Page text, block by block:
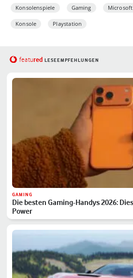
Konsolenspiele Gaming Microsoft
Konsole Playstation
featured LESEEMPFEHLUNGEN
GAMING
Die besten Gaming-Handys 2026:
Power